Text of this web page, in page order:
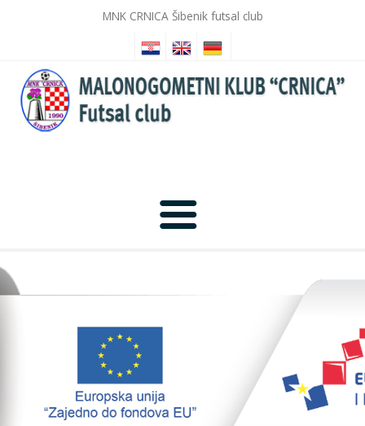
MNK CRNICA Šibenik futsal club
TopTim liga 29-10-2023